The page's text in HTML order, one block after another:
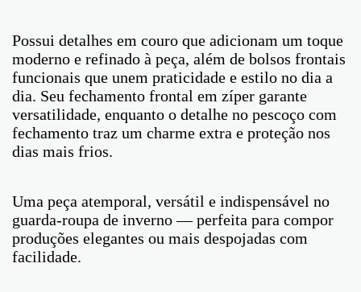
Possui detalhes em couro que adicionam um toque
moderno e refinado à peça, além de bolsos frontais
funcionais que unem praticidade e estilo no dia a
dia. Seu fechamento frontal em zíper garante
versatilidade, enquanto o detalhe no pescoço com
fechamento traz um charme extra e proteção nos
dias mais frios.
Uma peça atemporal, versátil e indispensável no
guarda-roupa de inverno — perfeita para compor
produções elegantes ou mais despojadas com
facilidade.